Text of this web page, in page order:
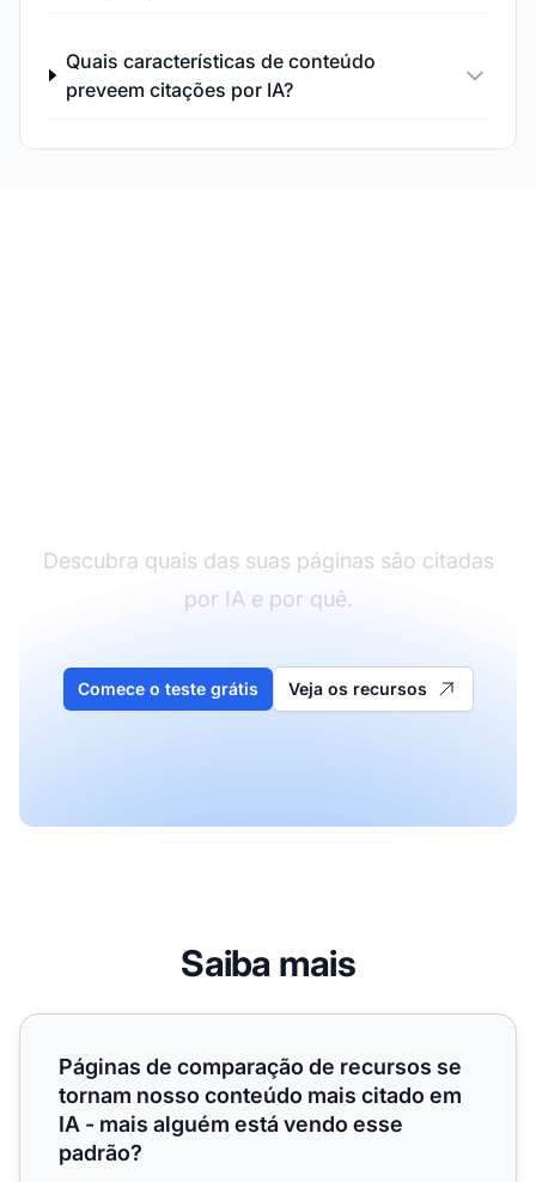
Quais características de conteúdo
preveem citações por IA?
Descubra quais das suas páginas são citadas
por IA e por quê.
Comece o teste grátis Veja os recursos
Saiba mais
Páginas de comparação de recursos se tornam nosso
Páginas de comparação de recursos se
tornam nosso conteúdo mais citado em
IA - mais alguém está vendo esse
padrão?